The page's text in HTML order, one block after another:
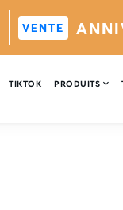
VENTE
TIKTOK PRODUITS 